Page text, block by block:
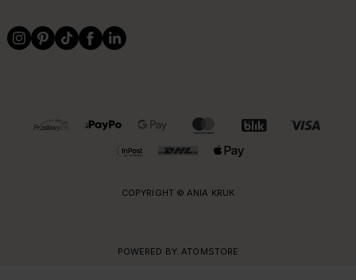
OBSŁUGIWANE FORMY PŁATNOŚCI I DOSTAWY
COPYRIGHT © ANIA KRUK
POWERED BY: ATOMSTORE